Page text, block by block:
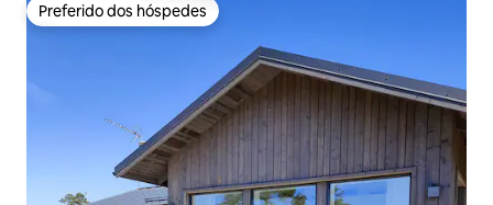
Preferido dos hóspedes
Preferido dos hóspedes